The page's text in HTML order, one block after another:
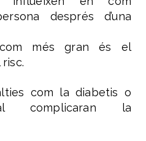
després d’una
més gran és el
com la diabetis o
complicaran la